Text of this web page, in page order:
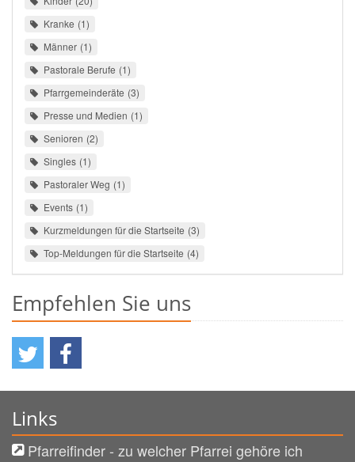
Kranke 1
Männer 1
Pastorale Berufe 1
Pfarrgemeinderäte 3
Presse und Medien 1
Senioren 2
Singles 1
Pastoraler Weg 1
Events 1
Kurzmeldungen für die Startseite 3
Top-Meldungen für die Startseite 4
Empfehlen Sie uns
Links
Pfarreifinder - zu welcher Pfarrei gehöre ich